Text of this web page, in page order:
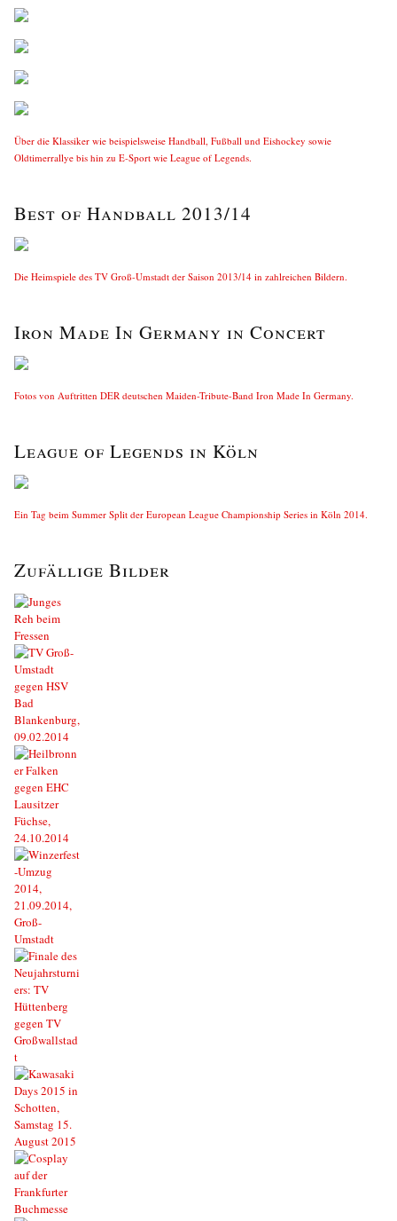
Über die Klassiker wie beispielsweise Handball, Fußball und Eishockey sowie
Oldtimerrallye bis hin zu E-Sport wie League of Legends.
Best of Handball 2013/14
Die Heimspiele des TV Groß-Umstadt der Saison 2013/14 in zahlreichen Bildern.
Iron Made In Germany in Concert
Fotos von Auftritten DER deutschen Maiden-Tribute-Band Iron Made In Germany.
League of Legends in Köln
Ein Tag beim Summer Split der European League Championship Series in Köln 2014.
Zufällige Bilder